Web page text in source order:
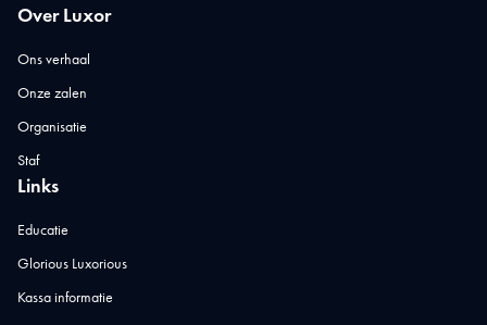
Over Luxor
Ons verhaal
Onze zalen
Organisatie
Staf
Links
Educatie
Glorious Luxorious
Kassa informatie